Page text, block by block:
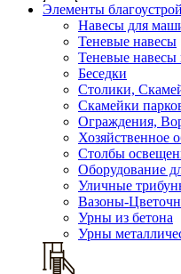
Элементы
Навесы для
Теневые навесы
Теневые навесы
Беседки
Столики,
Скамейки
Ограждения,
Хозяйственное
Столбы
Оборудование
Уличные
Вазоны-
Урны из бетона
Урны